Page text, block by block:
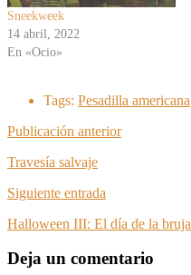
Sneekweek
14 abril, 2022
En «Ocio»
Tags: Pesadilla americana
Publicación anterior
Travesía salvaje
Siguiente entrada
Halloween III: El día de la bruja
Deja un comentario